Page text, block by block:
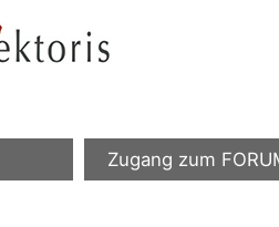
Zugang zum